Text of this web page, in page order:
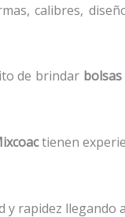
calibres,
de brindar
tienen
rapidez llegando